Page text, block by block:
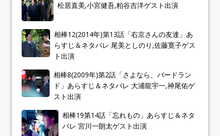
松居直美,小宮健吾,粕谷吉洋ゲスト出演
相棒12(2014年)第13話「右京さんの友達」あ
らすじ＆ネタバレ 尾美としのり,佐藤寛子ゲス
ト出演
相棒8(2009年)第2話「さよなら、バードラン
ド」あらすじ＆ネタバレ 大浦龍宇一,神尾佑ゲ
スト出演
相棒19第14話「忘れもの」あらすじ＆ネタ
バレ 宮川一朗太ゲスト出演